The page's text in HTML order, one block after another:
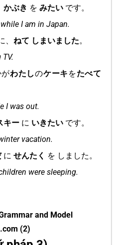
かぶき を みたい です。
I am in Japan.
、 ねて しまいました。
がわたしのケーキ をたべて
I was out.
キー に いきたい です。
vacation.
に せんたく を しました。
were sleeping.
and Model
(2)